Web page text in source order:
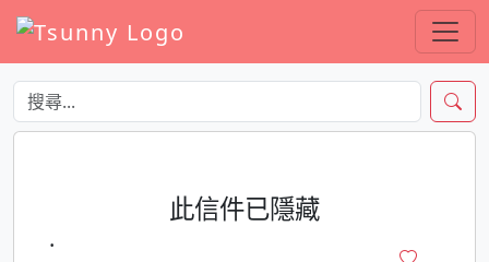
此信件已隱藏
·